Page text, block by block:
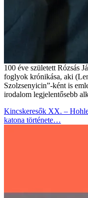
100 éve született Rózsás
foglyok krónikása, aki
Szolzsenyicin”-ként is
irodalom legjelentősebb
Kincskeresők XX. –
katona története…